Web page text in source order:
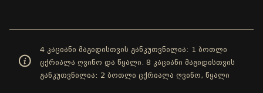
4 კაციანი მაგიდისთვის განკუთვნილია: 1 ბოთლი
ცქრიალა ღვინო და წყალი. 8 კაციანი მაგიდისთვის
განკუთვნილია: 2 ბოთლი ცქრიალა ღვინო, წყალი